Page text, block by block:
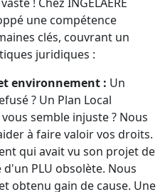
une compétence
clés, couvrant un
juridiques :
environnement : Un
? Un Plan Local
semble injuste ? Nous
à faire valoir vos droits.
qui avait vu son projet de
PLU obsolète. Nous
obtenu gain de cause. Une